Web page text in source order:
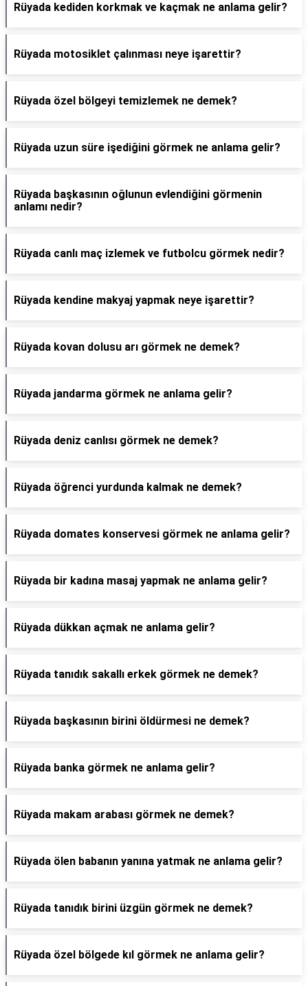
Rüyada kediden korkmak ve kaçmak ne anlama gelir?
Rüyada motosiklet çalınması neye işarettir?
Rüyada özel bölgeyi temizlemek ne demek?
Rüyada uzun süre işediğini görmek ne anlama gelir?
Rüyada başkasının oğlunun evlendiğini görmenin
anlamı nedir?
Rüyada canlı maç izlemek ve futbolcu görmek nedir?
Rüyada kendine makyaj yapmak neye işarettir?
Rüyada kovan dolusu arı görmek ne demek?
Rüyada jandarma görmek ne anlama gelir?
Rüyada deniz canlısı görmek ne demek?
Rüyada öğrenci yurdunda kalmak ne demek?
Rüyada domates konservesi görmek ne anlama gelir?
Rüyada bir kadına masaj yapmak ne anlama gelir?
Rüyada dükkan açmak ne anlama gelir?
Rüyada tanıdık sakallı erkek görmek ne demek?
Rüyada başkasının birini öldürmesi ne demek?
Rüyada banka görmek ne anlama gelir?
Rüyada makam arabası görmek ne demek?
Rüyada ölen babanın yanına yatmak ne anlama gelir?
Rüyada tanıdık birini üzgün görmek ne demek?
Rüyada özel bölgede kıl görmek ne anlama gelir?